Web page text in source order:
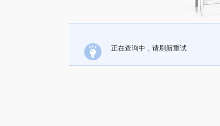
正在查询中，请刷新重试